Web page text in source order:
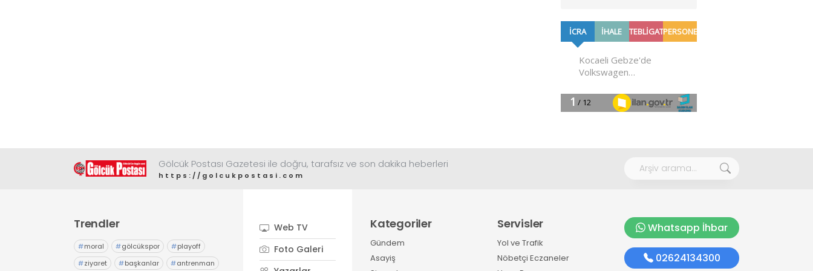
Gölcük Postası Gazetesi ile doğru, tarafsız ve son dakika heberleri
https://golcukpostasi.com
Trendler
#moral #gölcükspor #playoff
#ziyaret #başkanlar #antrenman
Web TV
Foto Galeri
Kategoriler
Gündem
Asayiş
Servisler
Yol ve Trafik
Nöbetçi Eczaneler
Whatsapp İhbar
02624134300